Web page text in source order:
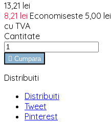
13,21 lei
8,21 lei Economiseste 5,00 lei
cu TVA
Cantitate
 Cumpara
Distribuiti
Distribuiti
Tweet
Pinterest